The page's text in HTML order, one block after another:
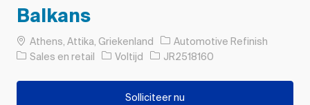
Balkans
PlaatsAthens, Attika, Griekenland
Automotive Refinish
Categorie
Sales en retail Soort baan
Voltijd Taak-ID
JR2518160
Solliciteer nu